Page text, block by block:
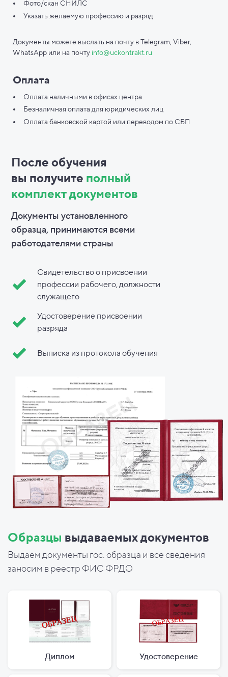
Фото/скан СНИЛС
Указать желаемую профессию и разряд
Документы можете выслать на почту в Telegram, Viber,
WhatsApp или на почту info@uckontrakt.ru
Оплата
Оплата наличными в офисах центра
Безналичная оплата для юридических лиц
Оплата банковской картой или переводом по СБП
После обучения
вы получите полный
комплект документов
Документы установленного
образца, принимаются всеми
работодателями страны
Свидетельство о присвоении
профессии рабочего, должности
служащего
Удостоверение присвоении
разряда
Выписка из протокола обучения
Образцы выдаваемых документов
Выдаем документы гос. образца и все сведения
заносим в реестр ФИС ФРДО
Диплом Удостоверение